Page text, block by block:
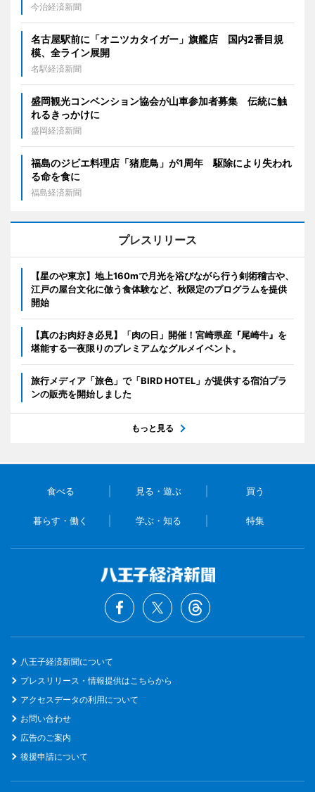
今治経済新聞
名古屋駅前に「オニツカタイガー」旗艦店 国内2番目規
模、全ライン展開
名駅経済新聞
盛岡観光コンベンション協会が山車参加者募集 伝統に触
れるきっかけに
盛岡経済新聞
福島のジビエ料理店「猪鹿鳥」が1周年 駆除により失われ
る命を食に
福島経済新聞
プレスリリース
【星のや東京】地上160mで月光を浴びながら行う剣術稽古や、
江戸の屋台文化に倣う食体験など、秋限定のプログラムを提供
開始
【真のお肉好き必見】「肉の日」開催！宮崎県産『尾崎牛』を
堪能する一夜限りのプレミアムなグルメイベント。
旅行メディア「旅色」で「BIRD HOTEL」が提供する宿泊プラ
ンの販売を開始しました
もっと見る
食べる 見る・遊ぶ 買う
暮らす・働く 学ぶ・知る 特集
八王子経済新聞について
プレスリリース・情報提供はこちらから
アクセスデータの利用について
お問い合わせ
広告のご案内
後援申請について